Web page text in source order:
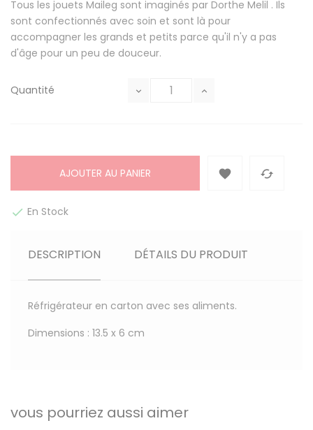
Tous les jouets Maileg sont imaginés par Dorthe Melil . Ils
sont confectionnés avec soin et sont là pour
accompagner les grands et petits parce qu'il n'y a pas
d'âge pour un peu de douceur.
Quantité
AJOUTER AU PANIER  
 En Stock
DESCRIPTION DÉTAILS DU PRODUIT
Réfrigérateur en carton avec ses aliments.
Dimensions : 13.5 x 6 cm
vous pourriez aussi aimer